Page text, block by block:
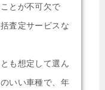
とが不可欠で
査定サービスな
も想定して選ん
いい車種で、年